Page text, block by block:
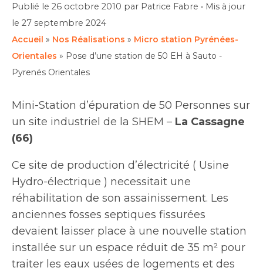
Publié le 26 octobre 2010 par Patrice Fabre • Mis à jour
le 27 septembre 2024
Accueil » Nos Réalisations » Micro station Pyrénées-
Orientales » Pose d’une station de 50 EH à Sauto -
Pyrenés Orientales
Mini-Station d’épuration de 50 Personnes sur
un site industriel de la SHEM – La Cassagne
(66)
Ce site de production d’électricité ( Usine
Hydro-électrique ) necessitait une
réhabilitation de son assainissement. Les
anciennes fosses septiques fissurées
devaient laisser place à une nouvelle station
installée sur un espace réduit de 35 m² pour
traiter les eaux usées de logements et des